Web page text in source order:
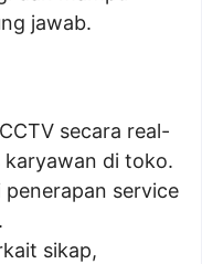
jawab.
secara real-
di toko.
service
sikap,